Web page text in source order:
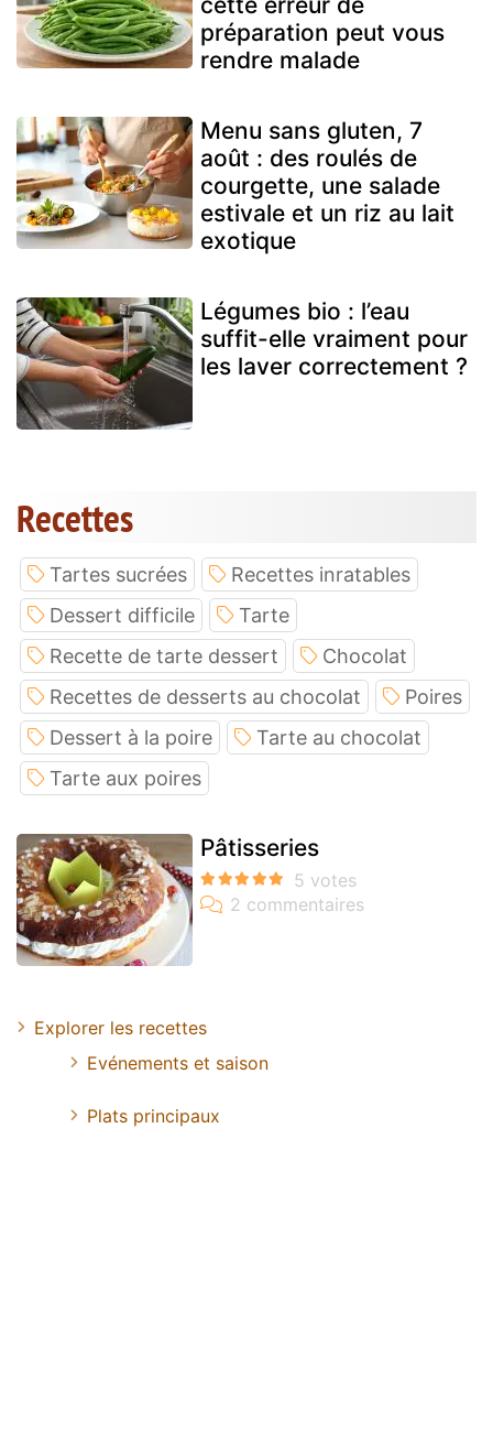
préparation peut vous
rendre malade
Menu sans gluten, 7
août : des roulés de
courgette, une salade
estivale et un riz au lait
exotique
Légumes bio : l’eau
suffit-elle vraiment pour
les laver correctement ?
Recettes
Tartes sucrées
Recettes inratables
Dessert difficile
Tarte
Recette de tarte dessert
Chocolat
Recettes de desserts au chocolat
Poires
Dessert à la poire
Tarte au chocolat
Tarte aux poires
Pâtisseries
Explorer les recettes
Evénements et saison
Plats principaux